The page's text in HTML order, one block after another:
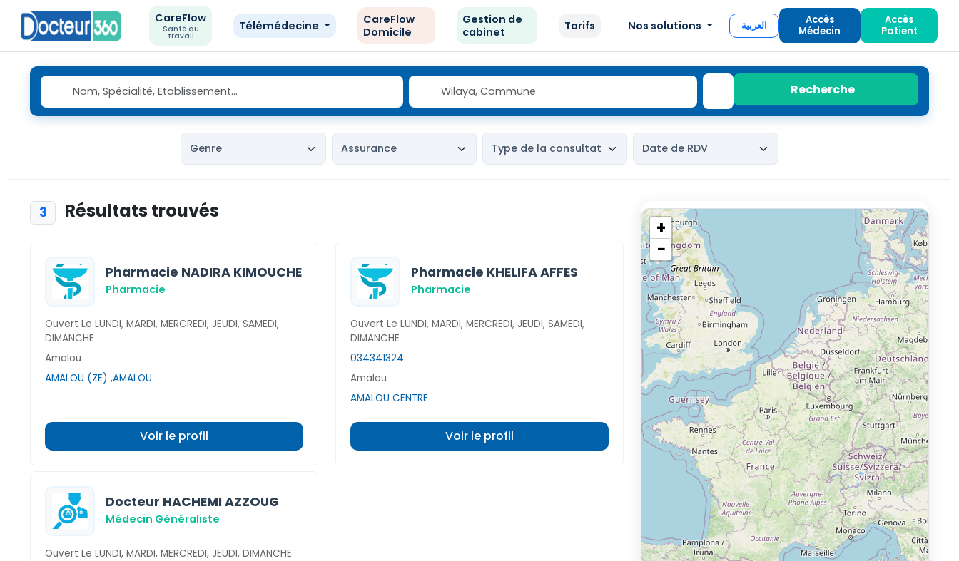
CareFlow
Santé au
travail
Télémédecine
CareFlow
Domicile
Gestion de
cabinet
Tarifs Nos solutions العربية
Accès
Médecin
Accès
Patient
Recherche
3 Résultats trouvés
Pharmacie NADIRA KIMOUCHE
Pharmacie
Ouvert Le LUNDI, MARDI, MERCREDI, JEUDI, SAMEDI,
DIMANCHE
Amalou
AMALOU (ZE) ,AMALOU
Voir le profil
Pharmacie KHELIFA AFFES
Pharmacie
Ouvert Le LUNDI, MARDI, MERCREDI, JEUDI, SAMEDI,
DIMANCHE
034341324
Amalou
AMALOU CENTRE
Voir le profil
Docteur HACHEMI AZZOUG
Médecin Généraliste
Ouvert Le LUNDI, MARDI, MERCREDI, JEUDI, DIMANCHE
+
−